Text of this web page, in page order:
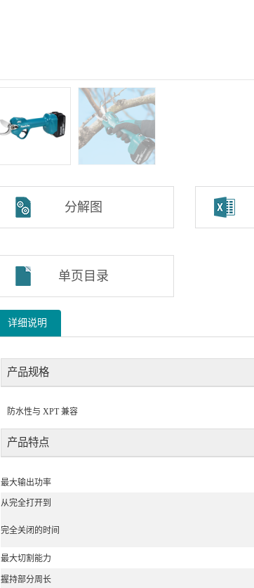
分解图
单页目录
详细说明
产品规格
防水性与 XPT 兼容
产品特点
最大输出功率
从完全打开到
完全关闭的时间
最大切割能力
握持部分周长